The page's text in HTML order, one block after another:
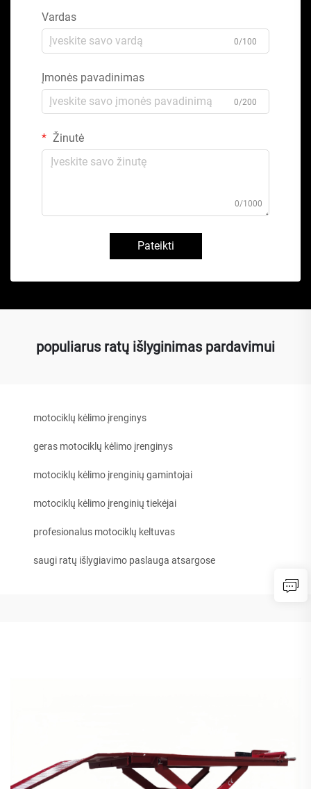
Vardas
0/100
Įmonės pavadinimas
0/200
Žinutė
0/1000
Pateikti
populiarus ratų išlyginimas pardavimui
motociklų kėlimo įrenginys
geras motociklų kėlimo įrenginys
motociklų kėlimo įrenginių gamintojai
motociklų kėlimo įrenginių tiekėjai
profesionalus motociklų keltuvas
saugi ratų išlygiavimo paslauga atsargose